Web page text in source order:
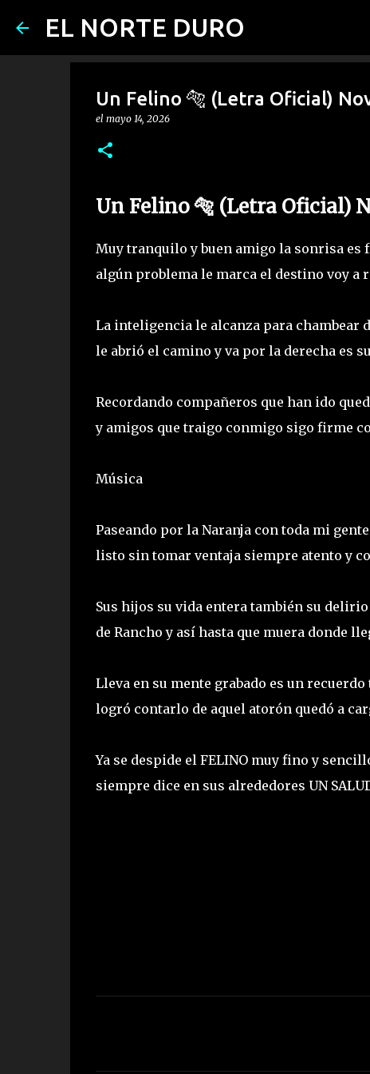
EL NORTE DURO
Un Felino 🐅 (Letra Oficial)
el mayo 14, 2026
Un Felino 🐅 (Letra Oficial)
Muy tranquilo y buen amigo la sonrisa es
algún problema le marca el destino voy a
La inteligencia le alcanza para chambear
le abrió el camino y va por la derecha es
Recordando compañeros que han ido
y amigos que traigo conmigo sigo firme
Música
Paseando por la Naranja con toda mi
listo sin tomar ventaja siempre atento y
Sus hijos su vida entera también su
de Rancho y así hasta que muera donde
Lleva en su mente grabado es un recuerdo
logró contarlo de aquel atorón quedó a
Ya se despide el FELINO muy fino y
siempre dice en sus alrededores UN